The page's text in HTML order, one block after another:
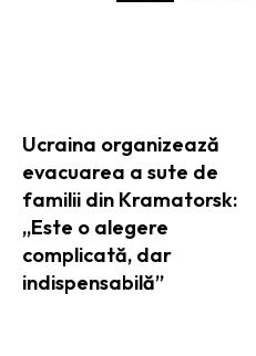
Ucraina organizează
evacuarea a sute de
familii din Kramatorsk:
„Este o alegere
complicată, dar
indispensabilă”